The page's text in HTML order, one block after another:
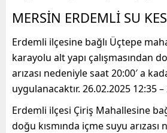
MERSİN ERDEMLİ SU
Erdemli ilçesine bağlı Üçtepe
karayolu alt yapı çalışmasından
arızası nedeniyle saat 20:00′ a
uygulanacaktır. 26.02.2025 12:35
Erdemli ilçesi Çiriş Mahallesine
doğu kısmında içme suyu arızası